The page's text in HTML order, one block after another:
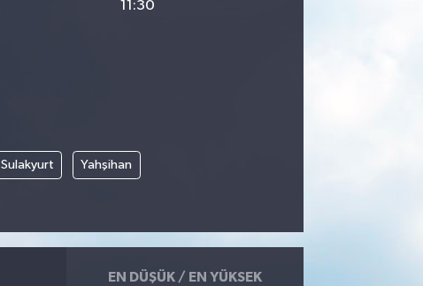
11:30
Sulakyurt Yahşihan
EN DÜŞÜK / EN YÜKSEK